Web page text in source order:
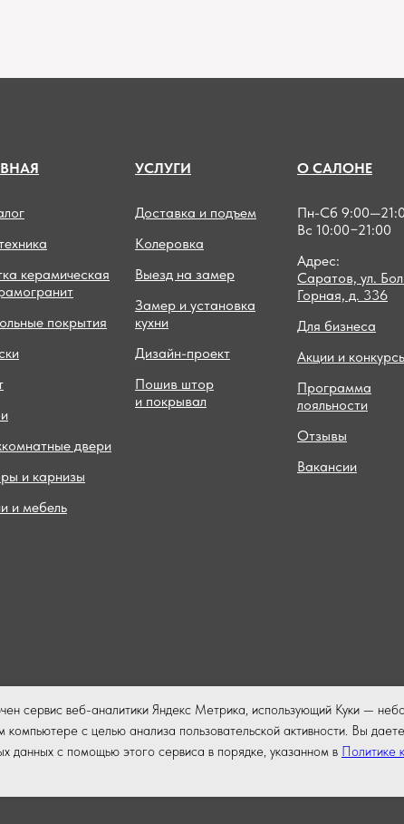
сервис веб-аналитики Яндекс Метрика, использующий Куки —
с целью анализа пользовательской активности. Вы
данных с помощью этого сервиса в порядке, указанном в Политике
Я
керамическая
покрытия
двери
и карнизы
и мебель
УСЛУГИ
Доставка и подъем
Колеровка
Выезд на замер
Замер и установка
кухни
Дизайн-проект
Пошив штор
и покрывал
О САЛОНЕ
Пн-Сб
Вс 10:00−21:00
Адрес:
Саратов, ул.
Горная, д. 336
Для бизнеса
Акции и
Программа
лояльности
Отзывы
Вакансии